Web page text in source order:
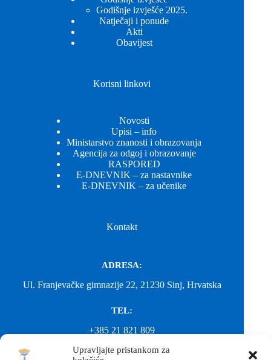
Upravljajte pristankom za
Godišnje izvješće 2025.
Natječaji i ponude
Akti
Obavijest
Korisni linkovi
Novosti
Upisi – info
Ministarstvo znanosti i obrazovanja
Agencija za odgoj i obrazovanje
RASPORED
E-DNEVNIK – za nastavnike
E-DNEVNIK – za učenike
Kontakt
ADRESA:
Ul. Franjevačke gimnazije 22, 21230 Sinj, Hrvatska
TEL:
+385 21 821 809
EMAIL: